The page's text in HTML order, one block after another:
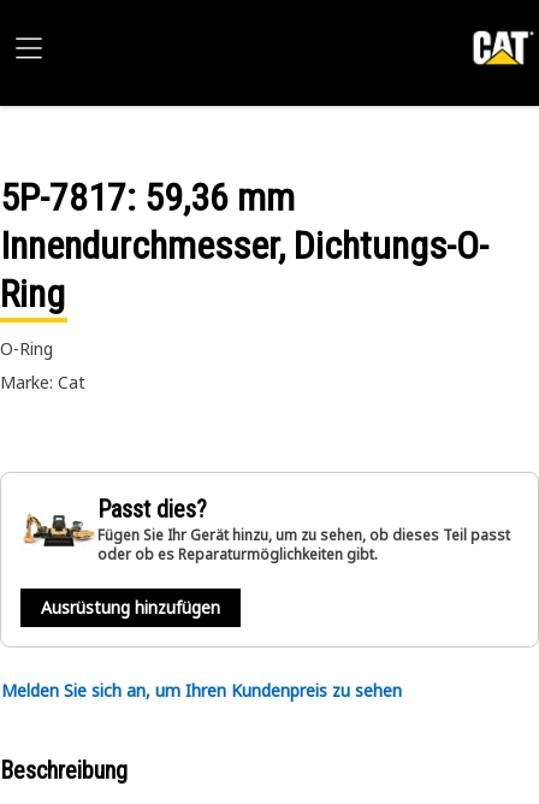
5P-7817: 59,36 mm
Innendurchmesser, Dichtungs-O-
Ring
O-Ring
Marke: Cat
Passt dies?
Fügen Sie Ihr Gerät hinzu, um zu sehen, ob dieses Teil passt
oder ob es Reparaturmöglichkeiten gibt.
Ausrüstung hinzufügen
Melden Sie sich an, um Ihren Kundenpreis zu sehen
Beschreibung